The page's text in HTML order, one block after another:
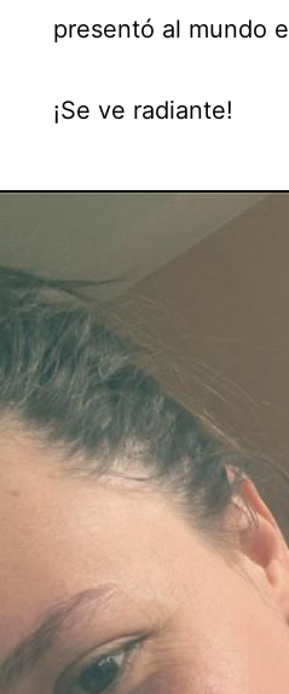
presentó al mundo
¡Se ve radiante!